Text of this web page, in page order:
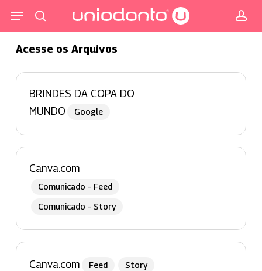
para
conteúdo
principal
Menu
Acesse os Arquivos
BRINDES DA COPA DO
MUNDO
Google
Canva.com
Comunicado - Feed
Comunicado - Story
Canva.com Feed Story